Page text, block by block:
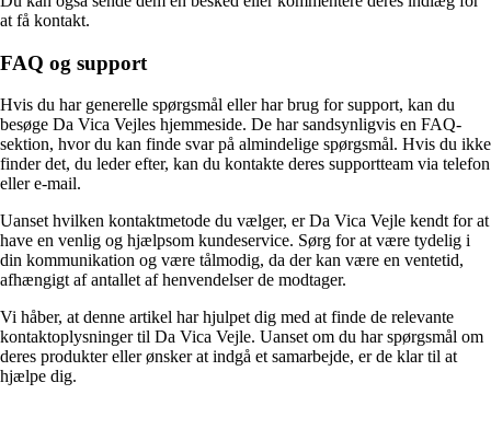
at få kontakt.
FAQ og support
Hvis du har generelle spørgsmål eller har brug for support, kan du
besøge Da Vica Vejles hjemmeside. De har sandsynligvis en FAQ-
sektion, hvor du kan finde svar på almindelige spørgsmål. Hvis du ikke
finder det, du leder efter, kan du kontakte deres supportteam via telefon
eller e-mail.
Uanset hvilken kontaktmetode du vælger, er Da Vica Vejle kendt for at
have en venlig og hjælpsom kundeservice. Sørg for at være tydelig i
din kommunikation og være tålmodig, da der kan være en ventetid,
afhængigt af antallet af henvendelser de modtager.
Vi håber, at denne artikel har hjulpet dig med at finde de relevante
kontaktoplysninger til Da Vica Vejle. Uanset om du har spørgsmål om
deres produkter eller ønsker at indgå et samarbejde, er de klar til at
hjælpe dig.